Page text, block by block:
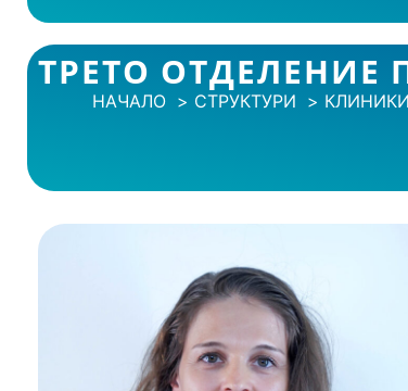
ТРЕТО
НАЧАЛО СТРУКТУРИ